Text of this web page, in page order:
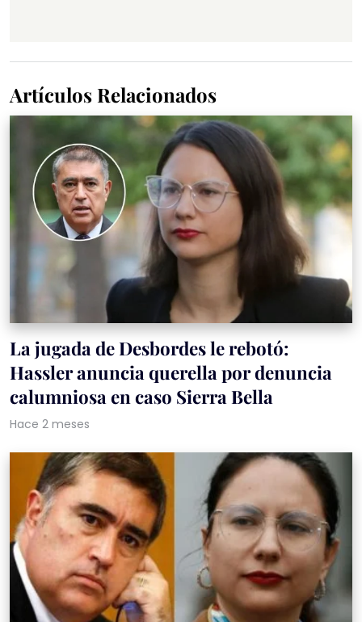
Artículos Relacionados
La jugada de Desbordes le rebotó:
Hassler anuncia querella por denuncia
calumniosa en caso Sierra Bella
Hace 2 meses